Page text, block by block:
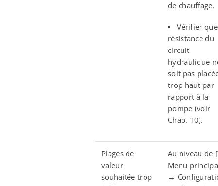
de chauffage.
▪ Vérifier
résistance du
circuit
hydraulique
soit pas
trop haut par
rapport à la
pompe (voir
Chap. 10).
Plages de
valeur
souhaitée trop
Au niveau de
Menu
→